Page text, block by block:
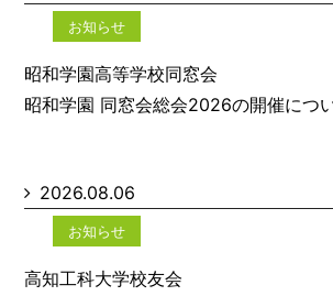
お知らせ
昭和学園高等学校同窓会
昭和学園 同窓会総会2026の
2026.08.06
お知らせ
高知工科大学校友会